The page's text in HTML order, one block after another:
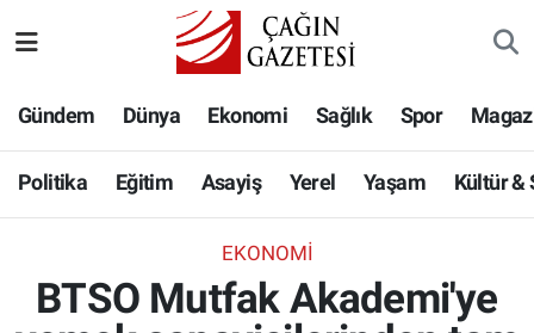
Gündem Dünya Ekonomi Sağlık Spor
Politika Eğitim Asayiş Yerel Yaşam Kültür &
EKONOMI
BTSO Mutfak Akademi'ye
Eğitim
Asayiş
Hava Durumu
Namaz Vakitleri